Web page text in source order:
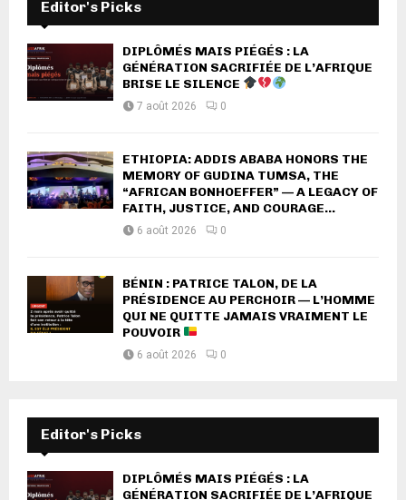
Editor's Picks
DIPLÔMÉS MAIS PIÉGÉS : LA
GÉNÉRATION SACRIFIÉE DE L’AFRIQUE
BRISE LE SILENCE
7 août 2026 0
ETHIOPIA: ADDIS ABABA HONORS THE
MEMORY OF GUDINA TUMSA, THE
“AFRICAN BONHOEFFER” — A LEGACY OF
FAITH, JUSTICE, AND COURAGE...
6 août 2026 0
BÉNIN : PATRICE TALON, DE LA
PRÉSIDENCE AU PERCHOIR — L’HOMME
QUI NE QUITTE JAMAIS VRAIMENT LE
POUVOIR
6 août 2026 0
Editor's Picks
DIPLÔMÉS MAIS PIÉGÉS : LA
GÉNÉRATION SACRIFIÉE DE L’AFRIQUE